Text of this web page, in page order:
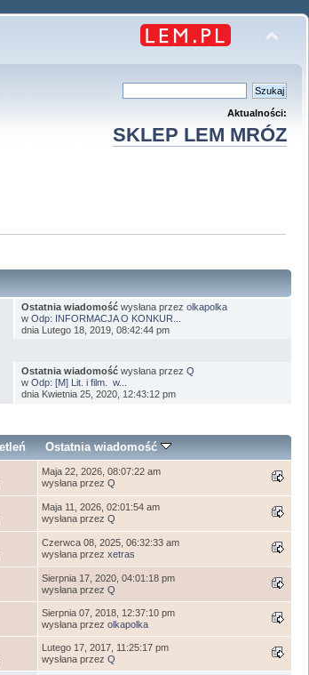
Aktualności:
SKLEP LEM MRÓZ
Ostatnia wiadomość wysłana przezolkapolka
wOdp: INFORMACJA O KONKUR...
dnia Lutego 18, 2019, 08:42:44 pm
Ostatnia wiadomość wysłana przezQ
wOdp: [M] Lit. i film. w...
dnia Kwietnia 25, 2020, 12:43:12 pm
Ostatnia wiadomość
Maja 22, 2026, 08:07:22 am
wysłana przez Q
Maja 11, 2026, 02:01:54 am
wysłana przez Q
Czerwca 08, 2025, 06:32:33 am
wysłana przez xetras
Sierpnia 17, 2020, 04:01:18 pm
wysłana przez Q
Sierpnia 07, 2018, 12:37:10 pm
wysłana przez olkapolka
Lutego 17, 2017, 11:25:17 pm
wysłana przez Q